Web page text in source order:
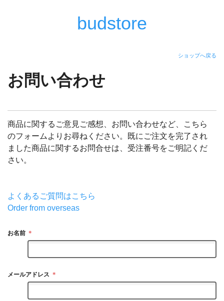
budstore
ショップへ戻る
お問い合わせ
商品に関するご意見ご感想、お問い合わせなど、こちら
のフォームよりお尋ねください。既にご注文を完了され
ました商品に関するお問合せは、受注番号をご明記くだ
さい。
よくあるご質問はこちら
Order from overseas
お名前 ＊
メールアドレス ＊